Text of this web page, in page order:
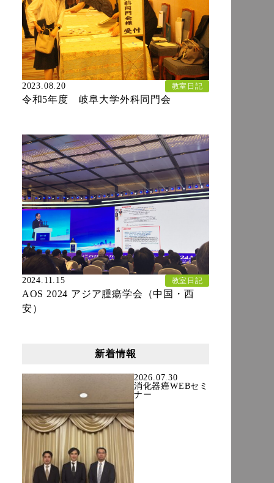
2023.08.20 教室日記
令和5年度 岐阜大学外科同門会
2024.11.15 教室日記
AOS 2024 アジア腫瘍学会（中国・西
安）
新着情報
2026.07.30
消化器癌WEBセミ
ナー